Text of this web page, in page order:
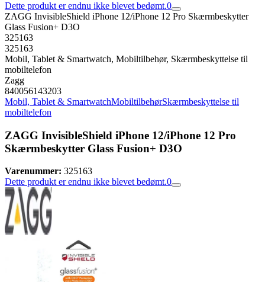
Dette produkt er endnu ikke blevet bedømt.0
ZAGG InvisibleShield iPhone 12/iPhone 12 Pro Skærmbeskytter
Glass Fusion+ D3O
325163
325163
Mobil, Tablet & Smartwatch, Mobiltilbehør, Skærmbeskyttelse til
mobiltelefon
Zagg
840056143203
Mobil, Tablet & SmartwatchMobiltilbehørSkærmbeskyttelse til
mobiltelefon
ZAGG InvisibleShield iPhone 12/iPhone 12 Pro
Skærmbeskytter Glass Fusion+ D3O
Varenummer: 325163
Dette produkt er endnu ikke blevet bedømt.0